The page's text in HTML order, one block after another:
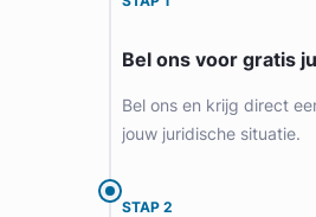
Bel ons voor gratis
Bel ons en krijg direct
jouw juridische situatie.
STAP 2